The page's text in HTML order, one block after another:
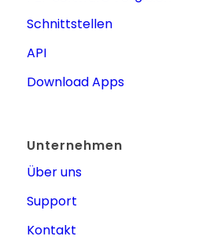
Schnittstellen
API
Download Apps
Unternehmen
Über uns
Support
Kontakt